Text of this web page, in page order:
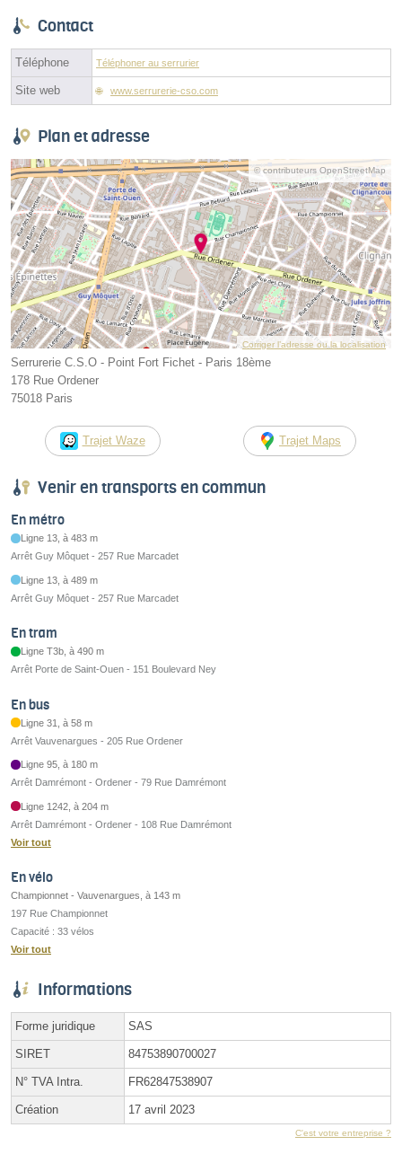
Contact
Téléphone Téléphoner au serrurier
Site web www.serrurerie-cso.com
Plan et adresse
© contributeurs OpenStreetMap
Corriger l’adresse ou la localisation
Serrurerie C.S.O - Point Fort Fichet - Paris 18ème
178 Rue Ordener
75018 Paris
Trajet Waze Trajet Maps
Venir en transports en commun
En métro
Ligne 13, à 483 m
Arrêt Guy Môquet - 257 Rue Marcadet
Ligne 13, à 489 m
Arrêt Guy Môquet - 257 Rue Marcadet
En tram
Ligne T3b, à 490 m
Arrêt Porte de Saint-Ouen - 151 Boulevard Ney
En bus
Ligne 31, à 58 m
Arrêt Vauvenargues - 205 Rue Ordener
Ligne 95, à 180 m
Arrêt Damrémont - Ordener - 79 Rue Damrémont
Ligne 1242, à 204 m
Arrêt Damrémont - Ordener - 108 Rue Damrémont
Voir tout
En vélo
Championnet - Vauvenargues, à 143 m
197 Rue Championnet
Capacité : 33 vélos
Voir tout
Informations
Forme juridique SAS
SIRET 84753890700027
N° TVA Intra. FR62847538907
Création 17 avril 2023
C'est votre entreprise ?